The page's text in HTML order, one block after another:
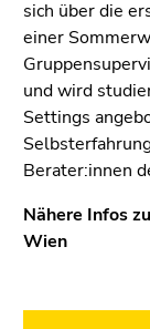
sich über die
einer
und wird
Settings
Berater:innen
Nähere Infos
Wien